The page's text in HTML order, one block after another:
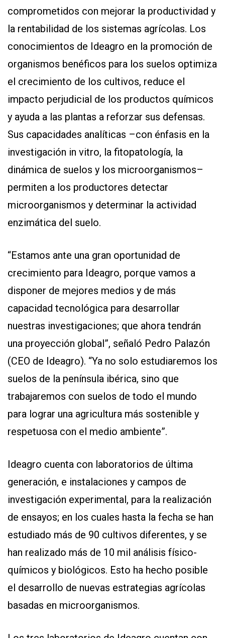
comprometidos con mejorar la productividad y
la rentabilidad de los sistemas agrícolas. Los
conocimientos de Ideagro en la promoción de
organismos benéficos para los suelos optimiza
el crecimiento de los cultivos, reduce el
impacto perjudicial de los productos químicos
y ayuda a las plantas a reforzar sus defensas.
Sus capacidades analíticas –con énfasis en la
investigación in vitro, la fitopatología, la
dinámica de suelos y los microorganismos–
permiten a los productores detectar
microorganismos y determinar la actividad
enzimática del suelo.
“Estamos ante una gran oportunidad de
crecimiento para Ideagro, porque vamos a
disponer de mejores medios y de más
capacidad tecnológica para desarrollar
nuestras investigaciones; que ahora tendrán
una proyección global”, señaló Pedro Palazón
(CEO de Ideagro). “Ya no solo estudiaremos los
suelos de la península ibérica, sino que
trabajaremos con suelos de todo el mundo
para lograr una agricultura más sostenible y
respetuosa con el medio ambiente”.
Ideagro cuenta con laboratorios de última
generación, e instalaciones y campos de
investigación experimental, para la realización
de ensayos; en los cuales hasta la fecha se han
estudiado más de 90 cultivos diferentes, y se
han realizado más de 10 mil análisis físico-
químicos y biológicos. Esto ha hecho posible
el desarrollo de nuevas estrategias agrícolas
basadas en microorganismos.